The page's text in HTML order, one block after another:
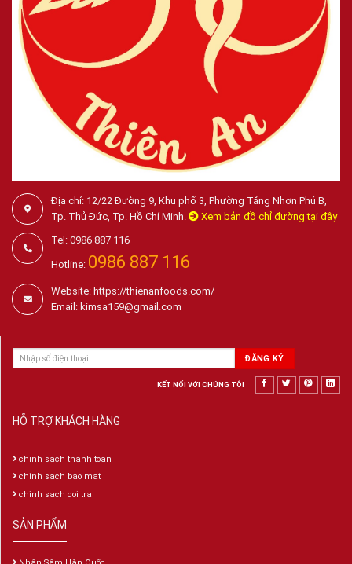
Địa chỉ: 12/22 Đường 9, Khu phố 3, Phường Tăng Nhơn Phú B,
Tp. Thủ Đức, Tp. Hồ Chí Minh.
Xem bản đồ chỉ đường tại đây
Tel: 0986 887 116
Hotline: 0986 887 116
Website: https://thienanfoods.com/
Email: kimsa159@gmail.com
KẾT NỐI VỚI CHÚNG TÔI
HỖ TRỢ KHÁCH HÀNG
chinh sach thanh toan
chinh sach bao mat
chinh sach doi tra
SẢN PHẨM